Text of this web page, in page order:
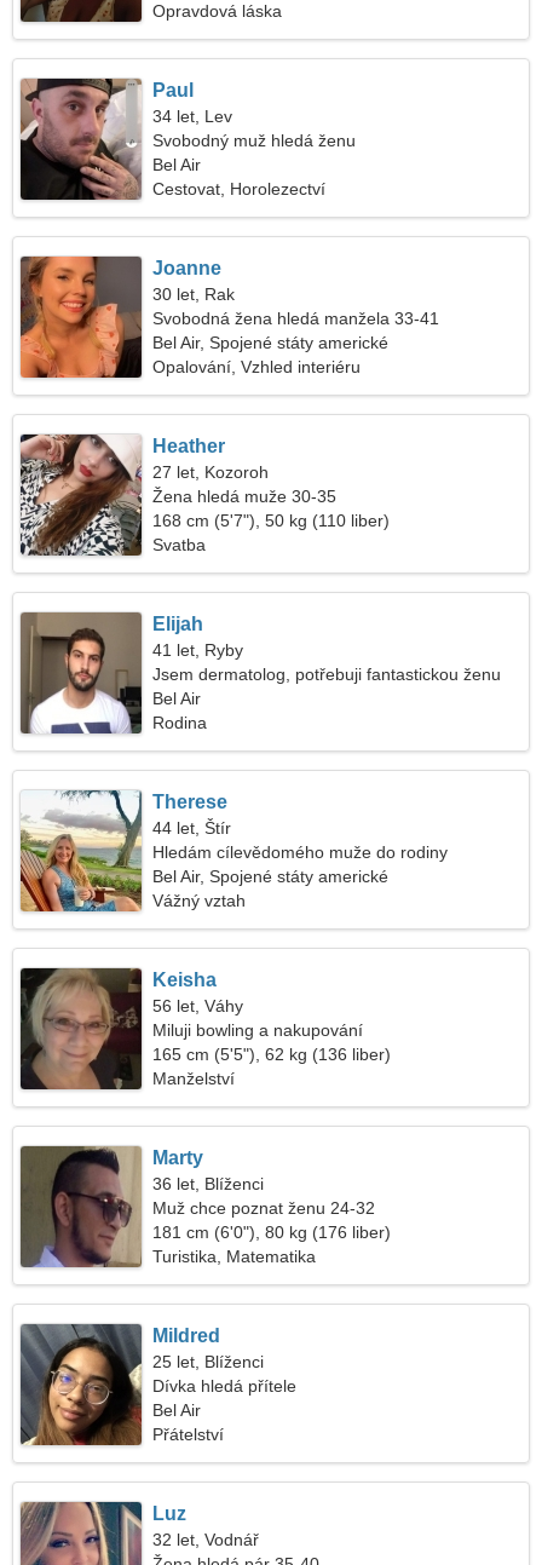
Opravdová láska
Paul
34 let, Lev
Svobodný muž hledá ženu
Bel Air
Cestovat, Horolezectví
Joanne
30 let, Rak
Svobodná žena hledá manžela 33-41
Bel Air, Spojené státy americké
Opalování, Vzhled interiéru
Heather
27 let, Kozoroh
Žena hledá muže 30-35
168 cm (5'7"), 50 kg (110 liber)
Svatba
Elijah
41 let, Ryby
Jsem dermatolog, potřebuji fantastickou ženu
Bel Air
Rodina
Therese
44 let, Štír
Hledám cílevědomého muže do rodiny
Bel Air, Spojené státy americké
Vážný vztah
Keisha
56 let, Váhy
Miluji bowling a nakupování
165 cm (5'5"), 62 kg (136 liber)
Manželství
Marty
36 let, Blíženci
Muž chce poznat ženu 24-32
181 cm (6'0"), 80 kg (176 liber)
Turistika, Matematika
Mildred
25 let, Blíženci
Dívka hledá přítele
Bel Air
Přátelství
Luz
32 let, Vodnář